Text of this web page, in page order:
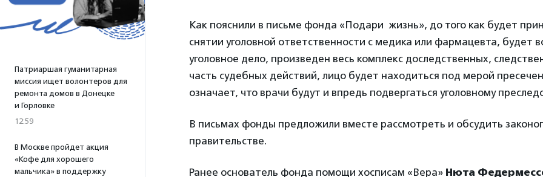
Патриаршая гуманитарная
миссия ищет волонтеров для
ремонта домов в Донецке
и Горловке
12:59
В Москве пройдет акция
«Кофе для хорошего
мальчика» в поддержку
Как пояснили в письме фонда «Подари жизнь», до того как будет
снятии уголовной ответственности с медика или фармацевта, будет
уголовное дело, произведен весь комплекс доследственных,
часть судебных действий, лицо будет находиться под мерой
означает, что врачи будут и впредь подвергаться уголовному
В письмах фонды предложили вместе рассмотреть и обсудить
правительстве.
Ранее основатель фонда помощи хосписам «Вера» Нюта